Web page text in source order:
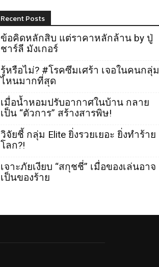
Recent Posts
ข้อคิดหลักสิบ แต่ราคาหลักล้าน by ปู่
ชาร์ลี มังเกอร์
รู้หรือไม่? #โรคซึมเศร้า เจอในคนกลุ่ม
ไหนมากที่สุด
เมื่อน้ำหอมปรับอากาศในบ้าน กลาย
เป็น “ตัวการ” สร้างสารพิษ!
วิจัยชี้ กลุ่ม Elite ยิ่งรวยเยอะ ยิ่งทำร้าย
โลก?!
เจาะภัยเงียบ “สกุชชี่” เมื่อของเล่นอาจ
เป็นของร้าย